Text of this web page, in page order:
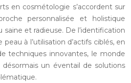
en cosmétologie s’accordent sur
personnalisée et holistique
et radieuse. De l’identification
à l’utilisation d’actifs ciblés, en
techniques innovantes, le monde
un éventail de solutions